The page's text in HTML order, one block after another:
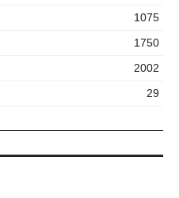
1075
1750
2002
29